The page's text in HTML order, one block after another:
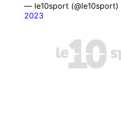
— le10sport (@le10sport)
2023